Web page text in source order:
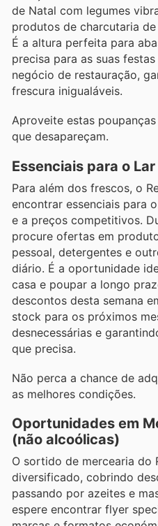
de Natal com legumes
produtos de charcutaria
É a altura perfeita para
precisa para as suas
negócio de restauração,
frescura inigualáveis.
Aproveite estas
que desapareçam.
Essenciais para o
Para além dos frescos, o
encontrar essenciais para
e a preços competitivos.
procure ofertas em
pessoal, detergentes e
diário. É a oportunidade
casa e poupar a longo
descontos desta semana
stock para os próximos
desnecessárias e
que precisa.
Não perca a chance de
as melhores condições.
Oportunidades em
(não alcoólicas)
O sortido de mercearia do
diversificado, cobrindo
passando por azeites e
espere encontrar flyer